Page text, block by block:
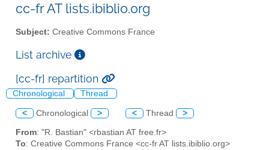
cc-fr AT lists.ibiblio.org
Subject: Creative Commons France
List archive
[cc-fr] repartition
Chronological Thread
< Chronological > < Thread >
From: "R. Bastian" <rbastian AT free.fr>
To: Creative Commons France <cc-fr AT lists.ibiblio.org>